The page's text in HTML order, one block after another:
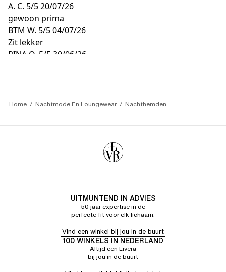
A. C. 5/520/07/26
gewoon prima
BTM W. 5/504/07/26
Zit lekker
RINA O. 5/5 30/06/26
hij is zo comfortabel om te dragen, krullen niet mooi
Home Nachtmode En Loungewear Nachthemden
UITMUNTEND IN ADVIES
50 jaar expertise in de
perfecte fit voor elk lichaam.
Vind een winkel bij jou in de buurt
100 WINKELS IN NEDERLAND
Altijd een Livera
bij jou in de buurt